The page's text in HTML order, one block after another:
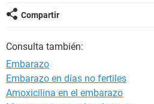
Compartir
Consulta también:
Embarazo
Embarazo en días no fertiles
Amoxicilina en el embarazo